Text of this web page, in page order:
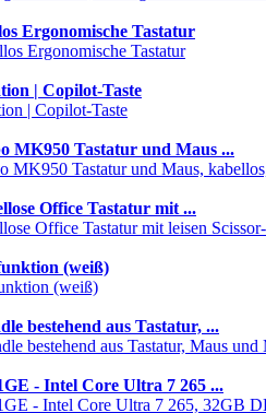
Ergonomische Tastatur
| Copilot-Taste
MK950 Tastatur und Maus ...
Office Tastatur mit ...
(weiß)
bestehend aus Tastatur, ...
- Intel Core Ultra 7 265 ...